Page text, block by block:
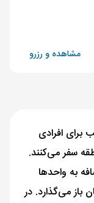
مشاهده و رزرو
برای افرادی
سفر می‌کنند.
به واحدها
باز می‌گذارد. در